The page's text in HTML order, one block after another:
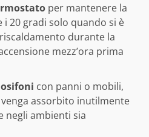
per mantenere la
20 gradi solo quando si è
durante la
mezz’ora prima
con panni o mobili,
assorbito inutilmente
negli ambienti sia